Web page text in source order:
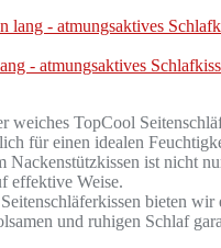
- atmungsaktives
TopCool
für einen idealen
ist nicht nur
effektive Weise.
bieten wir
und ruhigen Schlaf